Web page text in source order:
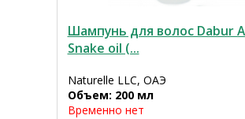
Шампунь для волос Dabur
Snake oil (...
Naturelle LLC, ОАЭ
Объем: 200 мл
Временно нет